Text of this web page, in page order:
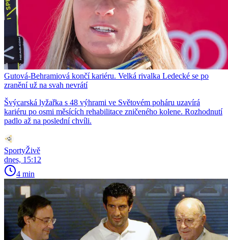
Gutová-Behramiová končí kariéru. Velká rivalka Ledecké se po
zranění už na svah nevrátí
Švýcarská lyžařka s 48 výhrami ve Světovém poháru uzavírá
kariéru po osmi měsících rehabilitace zničeného kolene. Rozhodnutí
padlo až na poslední chvíli.
SportyŽivě
dnes, 15:12
4 min